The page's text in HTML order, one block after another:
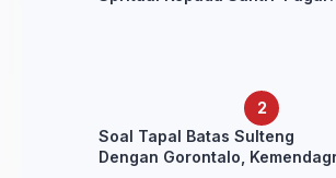
Soal Tapal Batas Sulteng
Dengan Gorontalo,